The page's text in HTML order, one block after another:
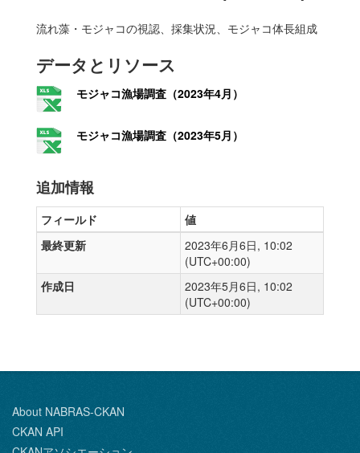
流れ藻・モジャコの視認、採集状況、モジャコ体長組成
データとリソース
モジャコ漁場調査（2023年4月）
モジャコ漁場調査（2023年5月）
追加情報
フィールド
値
最終更新
2023年6月6日, 10:02
(UTC+00:00)
作成日
2023年5月6日, 10:02
(UTC+00:00)
About NABRAS-CKAN
CKAN API